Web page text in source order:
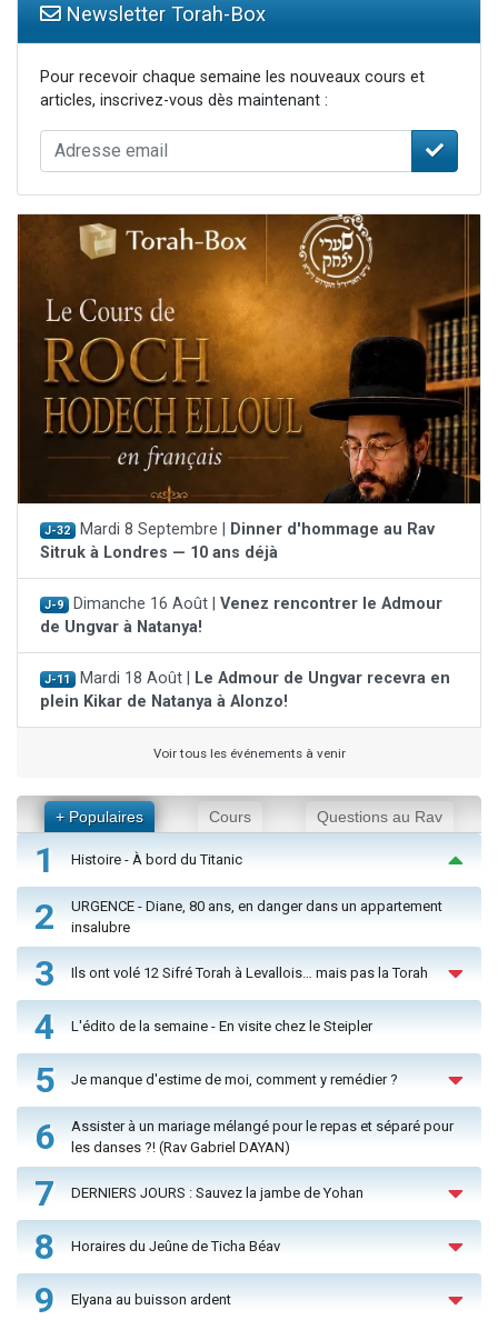
Newsletter Torah-Box
Pour recevoir chaque semaine les nouveaux cours et
articles, inscrivez-vous dès maintenant :
J-32 Mardi 8 Septembre |
Dinner d'hommage au Rav
Sitruk à Londres — 10 ans déjà
J-9 Dimanche 16 Août | Venez rencontrer le Admour
de Ungvar à Natanya!
J-11 Mardi 18 Août |
Le Admour de Ungvar recevra en
plein Kikar de Natanya à Alonzo!
Voir tous les événements à venir
+ Populaires Cours Questions au Rav
1 Histoire - À bord du Titanic
2
URGENCE - Diane, 80 ans, en danger dans un appartement
insalubre
3 Ils ont volé 12 Sifré Torah à Levallois… mais pas la Torah
4 L'édito de la semaine - En visite chez le Steipler
5 Je manque d'estime de moi, comment y remédier ?
6
Assister à un mariage mélangé pour le repas et séparé pour
les danses ?! (Rav Gabriel DAYAN)
7 DERNIERS JOURS : Sauvez la jambe de Yohan
8 Horaires du Jeûne de Ticha Béav
9 Elyana au buisson ardent